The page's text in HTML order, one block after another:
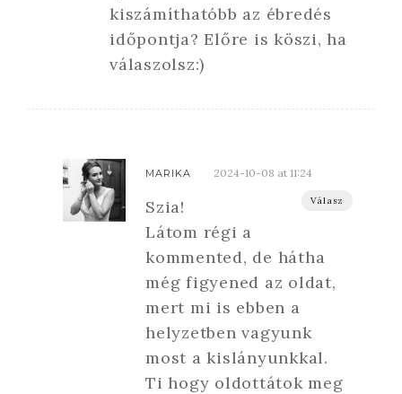
kiszámíthatóbb az ébredés
időpontja? Előre is köszi, ha
válaszolsz:)
MARIKA 2024-10-08 at 11:24
Válasz
Szia!
Látom régi a
kommented, de hátha
még figyened az oldat,
mert mi is ebben a
helyzetben vagyunk
most a kislányunkkal.
Ti hogy oldottátok meg